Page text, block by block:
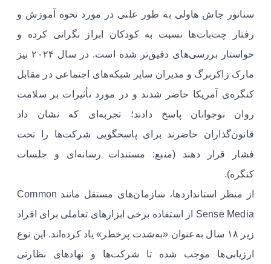
سناتور جاش هاولی به طور علنی در مورد نحوه آموزش و
رفتار چت‌بات‌ها نسبت به کودکان ابراز نگرانی کرده و
خواستار بررسی‌های دقیق‌تر شده است. در سال ۲۰۲۴ نیز
مارک زاکربرگ و مدیران سایر شبکه‌های اجتماعی در مقابل
کنگره‌ی آمریکا حاضر شدند و در مورد تأثیرات بر سلامت
روان نوجوانان پاسخ دادند؛ تجربه‌ای که نشان داد
قانون‌گذاران حاضرند برای پاسخگویی شرکت‌ها را تحت
فشار قرار دهند (منبع: مستندات رسانه‌ای و جلسات
کنگره).
از منظر استانداردها، سازمان‌های مستقل مانند Common
Sense Media از استفاده برخی ابزارهای تعاملی برای افراد
زیر ۱۸ سال به‌عنوان «به‌شدت پرخطر» یاد کرده‌اند. این نوع
ارزیابی‌ها موجب شده تا شرکت‌ها و نهادهای نظارتی